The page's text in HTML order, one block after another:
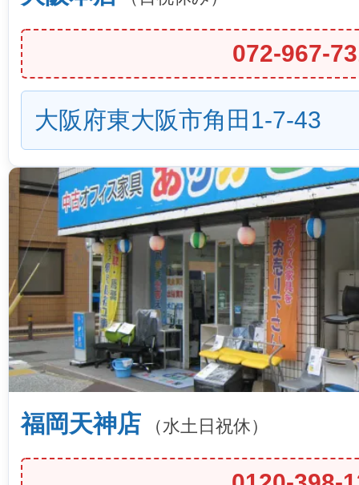
072-967-
大阪府東大阪市角田1-7-43
福岡天神店 （水土日祝休）